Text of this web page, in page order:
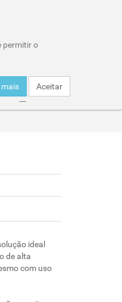
: 0 item
Horários
permitir o
mais Aceitar
ideal
de alta
com uso